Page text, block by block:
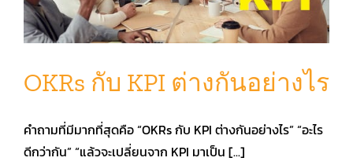
OKRs กับ KPI ต่างกันอย่างไร
คำถามที่มีมากที่สุดคือ “OKRs กับ KPI ต่างกันอย่างไร” “อะไร
ดีกว่ากัน” “แล้วจะเปลี่ยนจาก KPI มาเป็น [...]